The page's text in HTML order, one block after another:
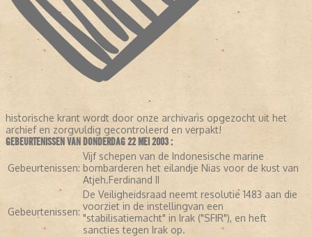
historische krant wordt door onze archivaris opgezocht uit het
archief en zorgvuldig gecontroleerd en verpakt!
GEBEURTENISSEN VAN DONDERDAG 22 MEI 2003 :
Gebeurtenissen:
Vijf schepen van de Indonesische marine
bombarderen het eilandje Nias voor de kust van
Atjeh.Ferdinand II
Gebeurtenissen:
De Veiligheidsraad neemt resolutie 1483 aan die
voorziet in de instellingvan een
"stabilisatiemacht" in Irak ("SFIR"), en heft
sancties tegen Irak op.